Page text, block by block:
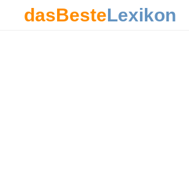
dasBesteLexikon